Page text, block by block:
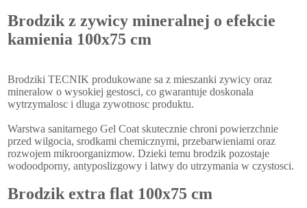
Brodzik z zywicy mineralnej o efekcie
kamienia 100x75 cm
Brodziki TECNIK produkowane sa z mieszanki zywicy oraz
mineralow o wysokiej gestosci, co gwarantuje doskonala
wytrzymalosc i dluga zywotnosc produktu.
Warstwa sanitarnego Gel Coat skutecznie chroni powierzchnie
przed wilgocia, srodkami chemicznymi, przebarwieniami oraz
rozwojem mikroorganizmow. Dzieki temu brodzik pozostaje
wodoodporny, antyposlizgowy i latwy do utrzymania w czystosci.
Brodzik extra flat 100x75 cm